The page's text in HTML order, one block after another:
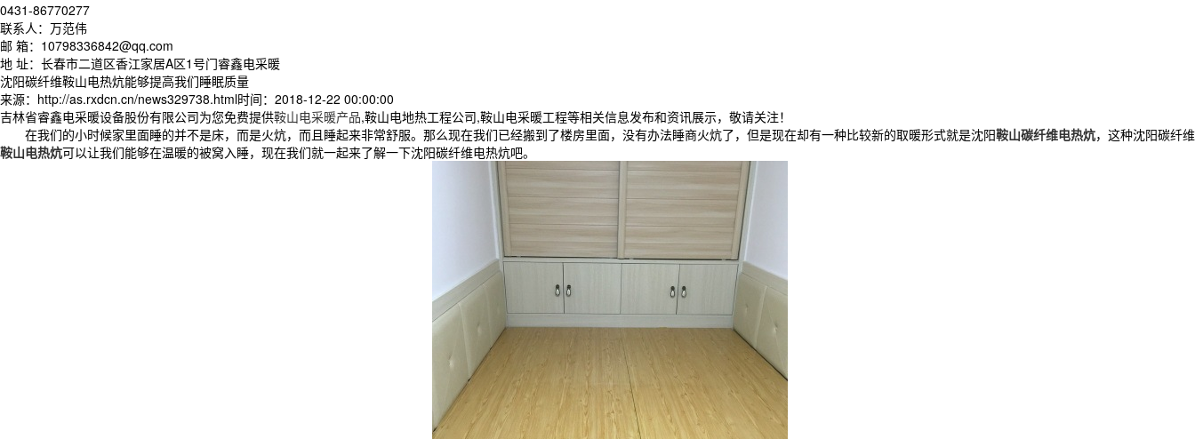
0431-86770277
联系人：万范伟
邮 箱：10798336842@qq.com
地 址：长春市二道区香江家居A区1号门睿鑫电采暖
沈阳碳纤维鞍山电热炕能够提高我们睡眠质量
来源：http://as.rxdcn.cn/news329738.html时间：2018-12-22 00:00:00
吉林省睿鑫电采暖设备股份有限公司为您免费提供鞍山电采暖产品,鞍山电地热工程公司,鞍山电采暖工程等相关信息发布和资讯展示，敬请关注！
在我们的小时候家里面睡的并不是床，而是火炕，而且睡起来非常舒服。那么现在我们已经搬到了楼房里面，没有办法睡商火炕了，但是现在却有一种比较新的取暖形式就是沈阳鞍山碳纤维电热炕，这种沈阳碳纤维
鞍山电热炕可以让我们能够在温暖的被窝入睡，现在我们就一起来了解一下沈阳碳纤维电热炕吧。